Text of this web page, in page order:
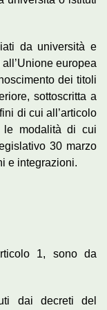
da università e
europea
dei titoli
sottoscritta a
di cui all’articolo
modalità di cui
30 marzo
e integrazioni.
1, sono da
dai decreti del